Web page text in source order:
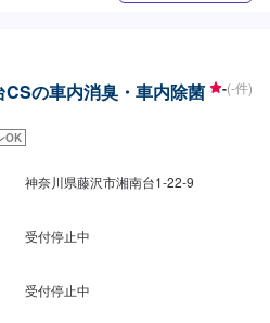
の車内消臭・車内除菌 -(-件)
OK
神奈川県藤沢市湘南台1-22-9
受付停止中
受付停止中